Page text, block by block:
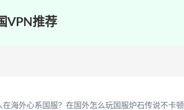
VPN推荐
在海外心系国服？在国外怎么玩国服炉石传说不卡顿